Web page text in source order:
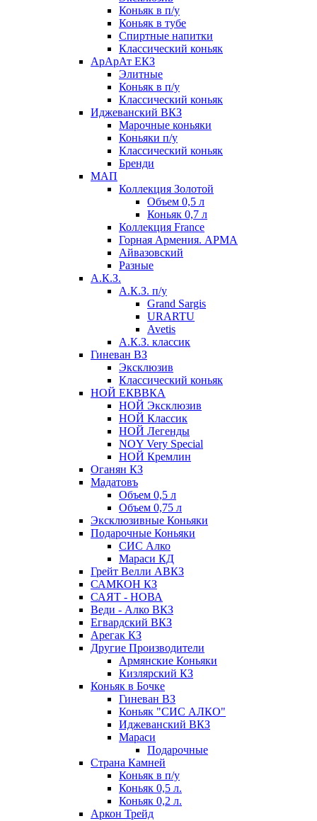
Коньяк в п/у
Коньяк в тубе
Спиртные напитки
Классический коньяк
АрАрАт ЕКЗ
Элитные
Коньяк в п/у
Классический коньяк
Иджеванский ВКЗ
Марочные коньяки
Коньяки п/у
Классический коньяк
Бренди
МАП
Коллекция Золотой
Объем 0,5 л
Коньяк 0,7 л
Коллекция France
Горная Армения. АРМА
Айвазовский
Разные
А.К.З.
А.К.З. п/у
Grand Sargis
URARTU
Avetis
А.К.З. классик
Гиневан ВЗ
Эксклюзив
Классический коньяк
НОЙ ЕКВВКА
НОЙ Эксклюзив
НОЙ Классик
НОЙ Легенды
NOY Very Speсial
НОЙ Кремлин
Оганян КЗ
Мадатовъ
Объем 0,5 л
Объем 0,75 л
Эксклюзивные Коньяки
Подарочные Коньяки
СИС Алко
Мараси КД
Грейт Велли АВКЗ
САМКОН КЗ
САЯТ - НОВА
Веди - Алко ВКЗ
Егвардский ВКЗ
Арегак КЗ
Другие Производители
Армянские Коньяки
Кизлярский КЗ
Коньяк в Бочке
Гиневан ВЗ
Коньяк "СИС АЛКО"
Иджеванский ВКЗ
Мараси
Подарочные
Страна Камней
Коньяк в п/у
Коньяк 0,5 л.
Коньяк 0,2 л.
Аркон Трейд